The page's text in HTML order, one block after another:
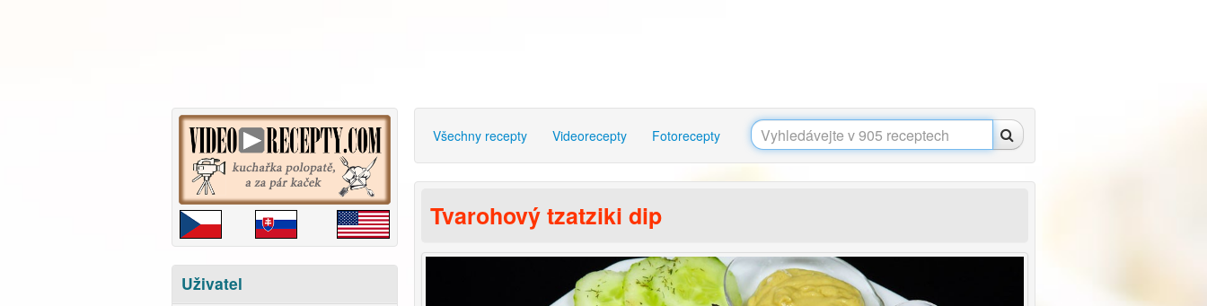
Uživatel
Všechny recepty Videorecepty Fotorecepty
Tvarohový tzatziki dip